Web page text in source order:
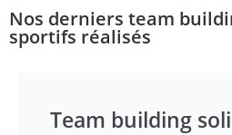
Nos derniers team
sportifs réalisés
Team building